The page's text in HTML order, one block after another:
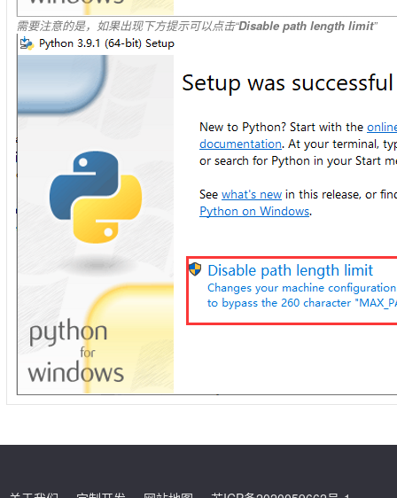
需要注意的是，如果出现下方提示可以点击“Disable path length limit”